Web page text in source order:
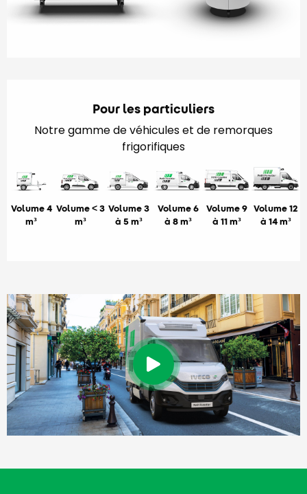
Pour les particuliers
Notre gamme de véhicules et de remorques
frigorifiques
Volume 4
m³
Volume < 3
m³
Volume 3
à 5 m³
Volume 6
à 8 m³
Volume 9
à 11 m³
Volume 12
à 14 m³